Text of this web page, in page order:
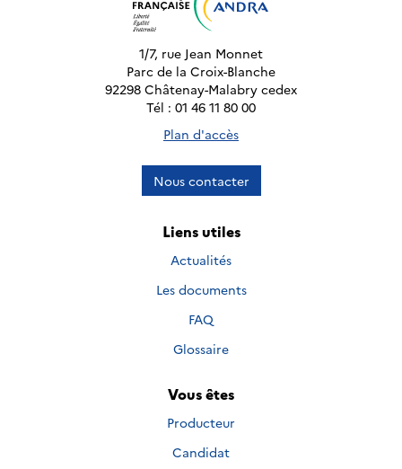
1/7, rue Jean Monnet
Parc de la Croix-Blanche
92298 Châtenay-Malabry cedex
Tél : 01 46 11 80 00
Plan d'accès
Nous contacter
Liens utiles
Actualités
Les documents
FAQ
Glossaire
Vous êtes
Producteur
Candidat